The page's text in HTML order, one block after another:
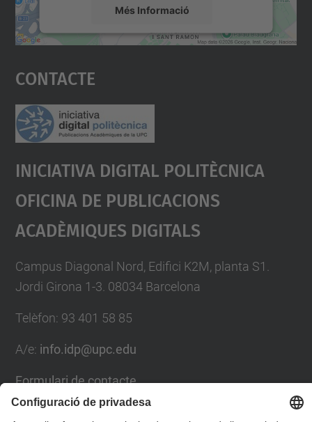
Més Informació
Accepta
powered by
Contacte
Iniciativa Digital Politècnica
Oficina De Publicacions
Acadèmiques Digitals
Campus Diagonal Nord, Edifici K2M, planta S1.
Jordi Girona 1-3. 08034 Barcelona
Telèfon: 93 401 58 85
A/e: info.idp@upc.edu
Formulari de contacte